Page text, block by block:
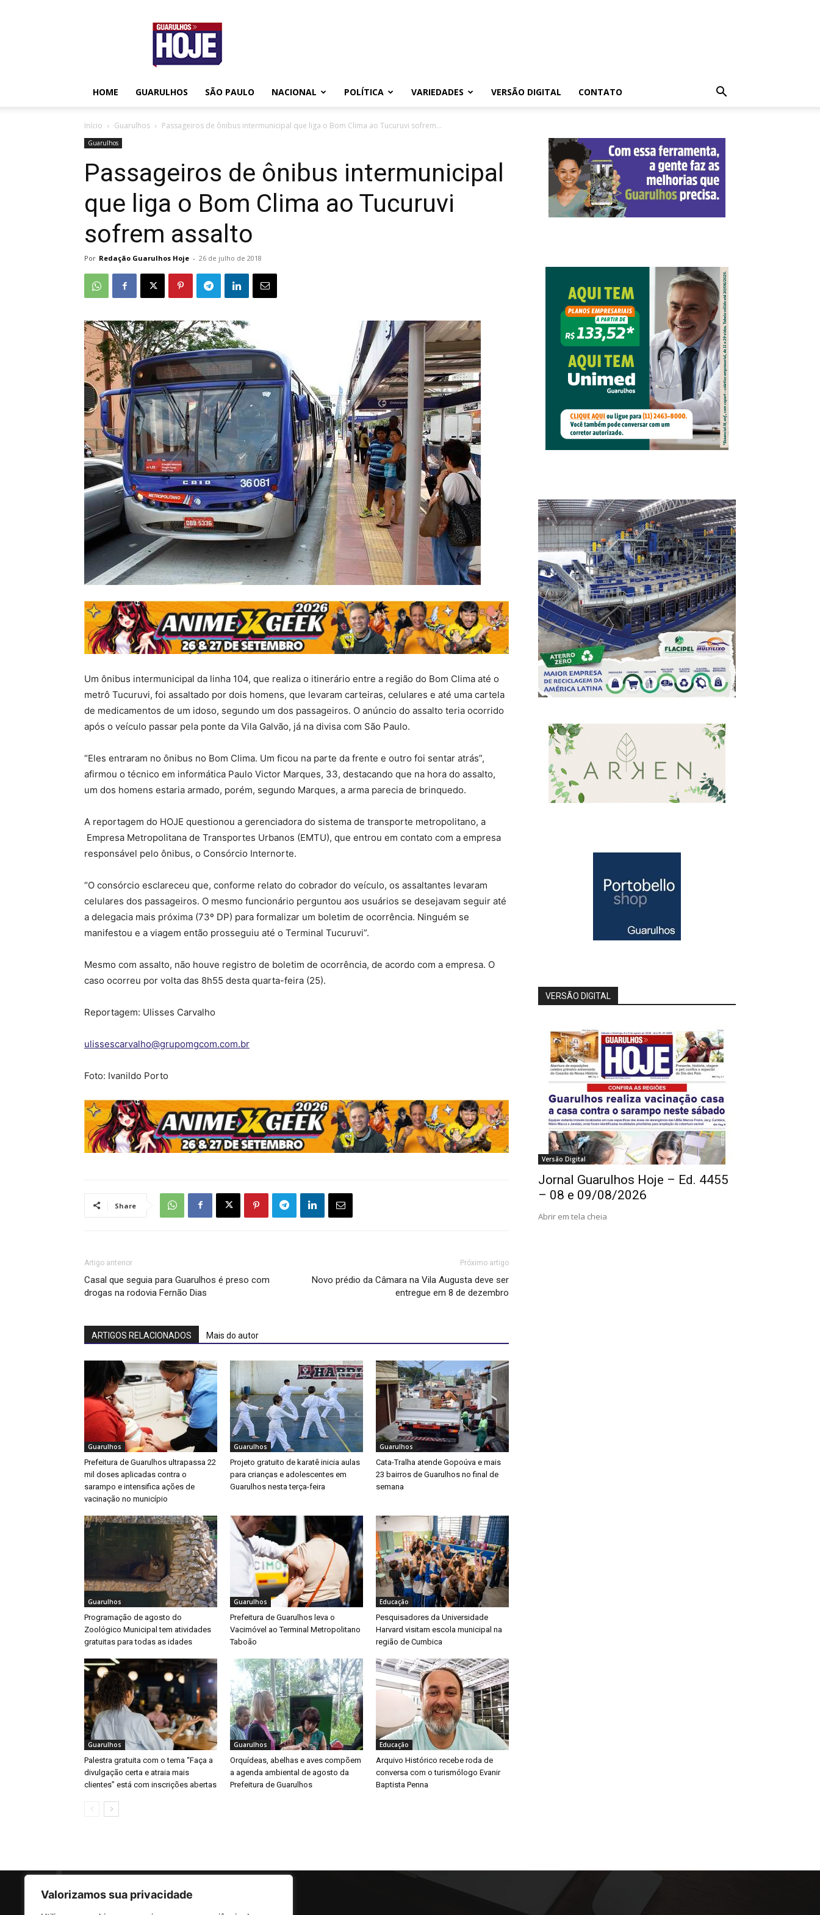
Valorizamos sua privacidade
Guarulhos
Hoje
HOME GUARULHOS SÃO PAULO NACIONAL POLÍTICA VARIEDADES VERSÃO DIGITAL CONTATO
Início Guarulhos Passageiros de ônibus intermunicipal que liga o Bom Clima ao Tucuruvi sofrem...
Guarulhos
Passageiros de ônibus intermunicipal
que liga o Bom Clima ao Tucuruvi
sofrem assalto
Por Redação Guarulhos Hoje - 26 de julho de 2018
Um ônibus intermunicipal da linha 104, que realiza o itinerário entre a região do Bom Clima até o
metrô Tucuruvi, foi assaltado por dois homens, que levaram carteiras, celulares e até uma cartela
de medicamentos de um idoso, segundo um dos passageiros. O anúncio do assalto teria ocorrido
após o veículo passar pela ponte da Vila Galvão, já na divisa com São Paulo.
“Eles entraram no ônibus no Bom Clima. Um ficou na parte da frente e outro foi sentar atrás”,
afirmou o técnico em informática Paulo Victor Marques, 33, destacando que na hora do assalto,
um dos homens estaria armado, porém, segundo Marques, a arma parecia de brinquedo.
A reportagem do HOJE questionou a gerenciadora do sistema de transporte metropolitano, a
Empresa Metropolitana de Transportes Urbanos (EMTU), que entrou em contato com a empresa
responsável pelo ônibus, o Consórcio Internorte.
“O consórcio esclareceu que, conforme relato do cobrador do veículo, os assaltantes levaram
celulares dos passageiros. O mesmo funcionário perguntou aos usuários se desejavam seguir até
a delegacia mais próxima (73º DP) para formalizar um boletim de ocorrência. Ninguém se
manifestou e a viagem então prosseguiu até o Terminal Tucuruvi”.
Mesmo com assalto, não houve registro de boletim de ocorrência, de acordo com a empresa. O
caso ocorreu por volta das 8h55 desta quarta-feira (25).
Reportagem: Ulisses Carvalho
ulissescarvalho@grupomgcom.com.br
Foto: Ivanildo Porto
Share
Artigo anterior
Casal que seguia para Guarulhos é preso com
drogas na rodovia Fernão Dias
Próximo artigo
Novo prédio da Câmara na Vila Augusta deve ser
entregue em 8 de dezembro
ARTIGOS RELACIONADOS Mais do autor
Guarulhos
Prefeitura de Guarulhos ultrapassa 22
mil doses aplicadas contra o
sarampo e intensifica ações de
vacinação no município
Guarulhos
Projeto gratuito de karatê inicia aulas
para crianças e adolescentes em
Guarulhos nesta terça-feira
Guarulhos
Cata-Tralha atende Gopoúva e mais
23 bairros de Guarulhos no final de
semana
Guarulhos
Programação de agosto do
Zoológico Municipal tem atividades
gratuitas para todas as idades
Guarulhos
Prefeitura de Guarulhos leva o
Vacimóvel ao Terminal Metropolitano
Taboão
Educação
Pesquisadores da Universidade
Harvard visitam escola municipal na
região de Cumbica
Guarulhos
Palestra gratuita com o tema “Faça a
divulgação certa e atraia mais
clientes” está com inscrições abertas
Guarulhos
Orquídeas, abelhas e aves compõem
a agenda ambiental de agosto da
Prefeitura de Guarulhos
Educação
Arquivo Histórico recebe roda de
conversa com o turismólogo Evanir
Baptista Penna
VERSÃO DIGITAL
Versão Digital
Jornal Guarulhos Hoje – Ed. 4455
– 08 e 09/08/2026
Abrir em tela cheia